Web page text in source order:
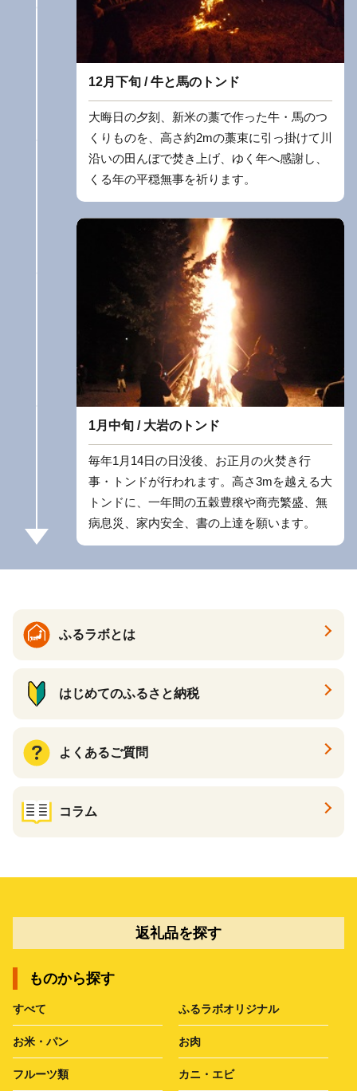
12月下旬 / 牛と馬のトンド
大晦日の夕刻、新米の藁で作った牛・馬のつ
くりものを、高さ約2mの藁束に引っ掛けて川
沿いの田んぼで焚き上げ、ゆく年へ感謝し、
くる年の平穏無事を祈ります。
1月中旬 / 大岩のトンド
毎年1月14日の日没後、お正月の火焚き行
事・トンドが行われます。高さ3mを越える大
トンドに、一年間の五穀豊穣や商売繁盛、無
病息災、家内安全、書の上達を願います。
ふるラボとは
はじめてのふるさと納税
よくあるご質問
コラム
返礼品を探す
ものから探す
すべて ふるラボオリジナル
お米・パン お肉
フルーツ類 カニ・エビ